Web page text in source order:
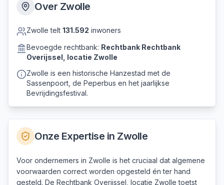
Over Zwolle
Zwolle telt 131.592 inwoners
Bevoegde rechtbank: Rechtbank Rechtbank
Overijssel, locatie Zwolle
Zwolle is een historische Hanzestad met de
Sassenpoort, de Peperbus en het jaarlijkse
Bevrijdingsfestival.
Onze Expertise in Zwolle
Voor ondernemers in Zwolle is het cruciaal dat algemene
voorwaarden correct worden opgesteld én ter hand
gesteld. De Rechtbank Overijssel, locatie Zwolle toetst